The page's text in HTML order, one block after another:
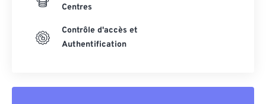
Centres
Contrôle d'accès et
Authentification